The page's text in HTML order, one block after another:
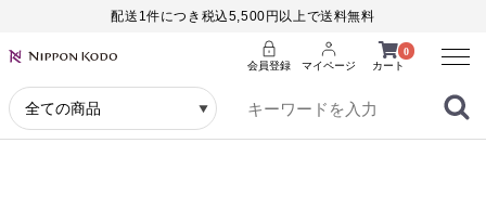
配送1件につき税込5,500円以上で送料無料
0
カート
会員登録 マイページ
Menu